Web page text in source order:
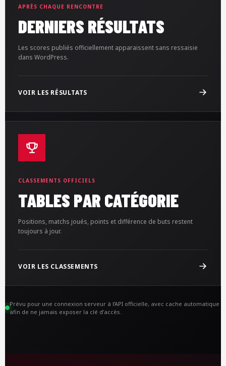
APRÈS CHAQUE RENCONTRE
DERNIERS RÉSULTATS
Les scores publiés officiellement apparaissent sans ressaisie
dans WordPress.
VOIR LES RÉSULTATS
CLASSEMENTS OFFICIELS
TABLES PAR CATÉGORIE
Positions, matchs joués, points et différence de buts restent
toujours à jour.
VOIR LES CLASSEMENTS
Prévu pour une connexion serveur à l’API officielle, avec cache automatique
afin de ne jamais exposer la clé d’accès.